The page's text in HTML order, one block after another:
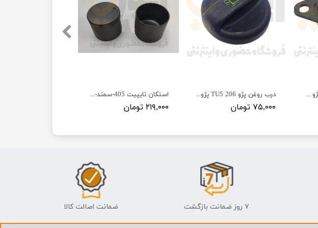
استکان تایپیت 405-سمند-پارس - ISACO - تولیدی و صنعتی پل فیروزه ایران
۲۱۹,۰۰۰ تومان
درب روغن پژو 206 TU5 پژو - ISACO - ایساکو
۷۵,۰۰۰ تومان
دسته موتور زیر باطری پژو ۴۰۵ قدرت پور
۷ روز ضمانت بازگشت ضمانت اصالت کالا